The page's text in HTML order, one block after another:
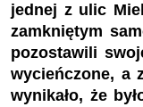
jednej z ulic
zamkniętym
pozostawili
wycieńczone, a
wynikało, że